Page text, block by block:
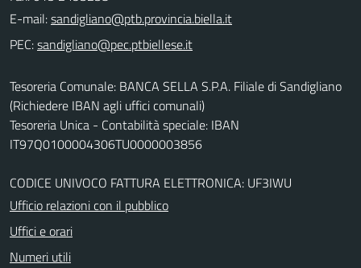
E-mail:
PEC:
Tesoreria Comunale: BANCA SELLA S.P.A. Filiale di Sandigliano
(Richiedere IBAN agli uffici comunali)
Tesoreria Unica - Contabilità speciale: IBAN
IT97Q0100004306TU0000003856
CODICE UNIVOCO FATTURA ELETTRONICA: UF3IWU
Ufficio relazioni con il pubblico
Uffici e orari
Numeri utili